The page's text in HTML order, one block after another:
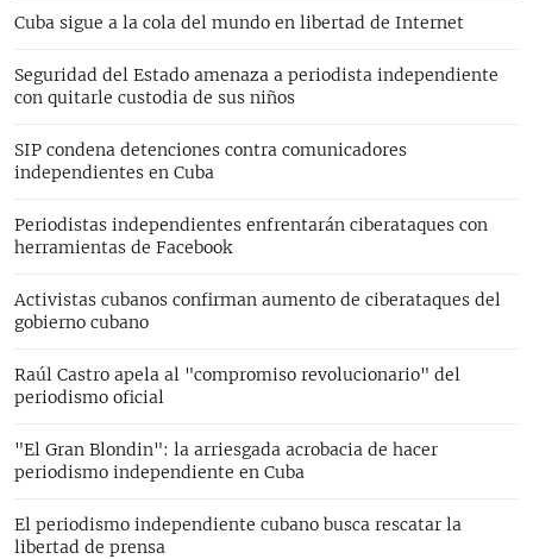
Cuba sigue a la cola del mundo en libertad de Internet
Seguridad del Estado amenaza a periodista independiente
con quitarle custodia de sus niños
SIP condena detenciones contra comunicadores
independientes en Cuba
Periodistas independientes enfrentarán ciberataques con
herramientas de Facebook
Activistas cubanos confirman aumento de ciberataques del
gobierno cubano
Raúl Castro apela al "compromiso revolucionario" del
periodismo oficial
"El Gran Blondin": la arriesgada acrobacia de hacer
periodismo independiente en Cuba
El periodismo independiente cubano busca rescatar la
libertad de prensa